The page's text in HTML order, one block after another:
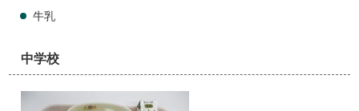
牛乳
中学校